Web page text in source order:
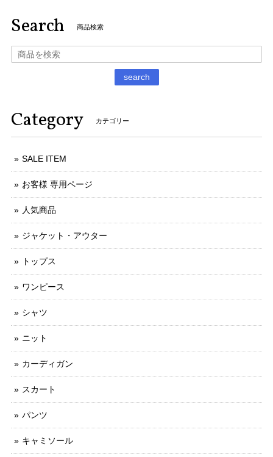
Search 商品検索
search
Category カテゴリー
SALE ITEM
お客様 専用ページ
人気商品
ジャケット・アウター
トップス
ワンピース
シャツ
ニット
カーディガン
スカート
パンツ
キャミソール